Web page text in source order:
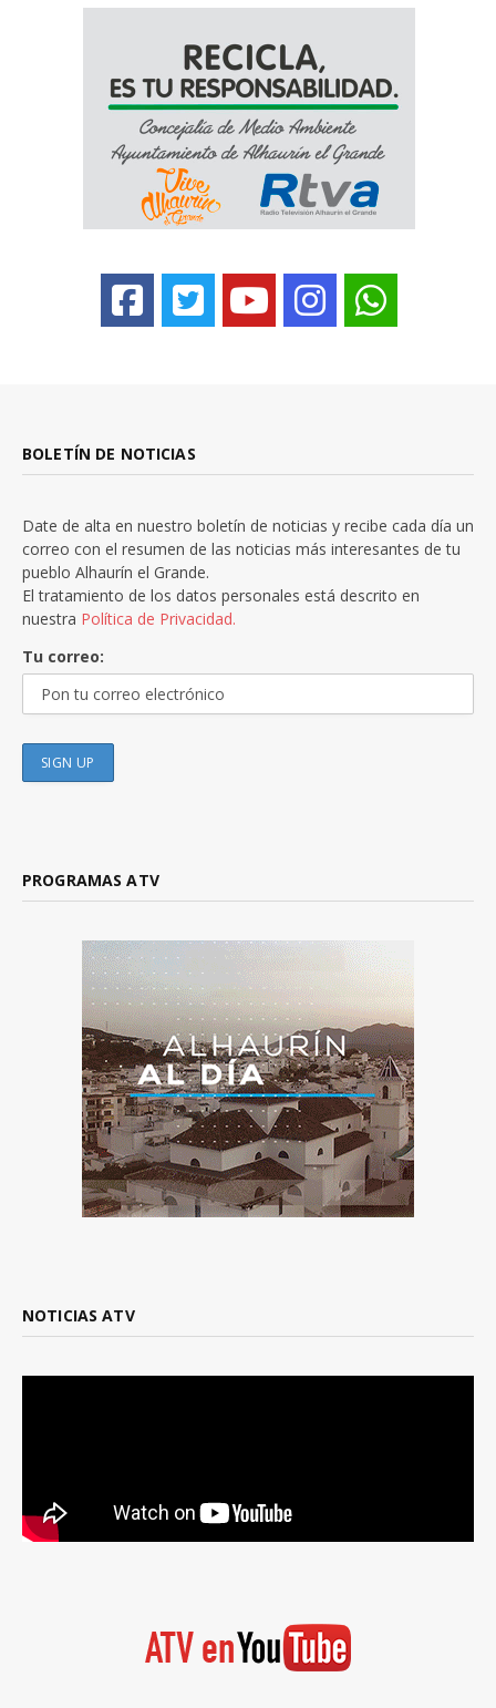
BOLETÍN DE NOTICIAS
Date de alta en nuestro boletín de noticias y recibe cada día un
correo con el resumen de las noticias más interesantes de tu
pueblo Alhaurín el Grande.
El tratamiento de los datos personales está descrito en
nuestra Política de Privacidad.
Tu correo:
PROGRAMAS ATV
NOTICIAS ATV